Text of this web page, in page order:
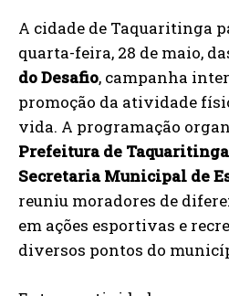
A cidade de Taquaritinga
quarta-feira, 28 de maio,
do Desafio, campanha
promoção da atividade
vida. A programação
Prefeitura de Taquaritinga
Secretaria Municipal de
reuniu moradores de
em ações esportivas e
diversos pontos do